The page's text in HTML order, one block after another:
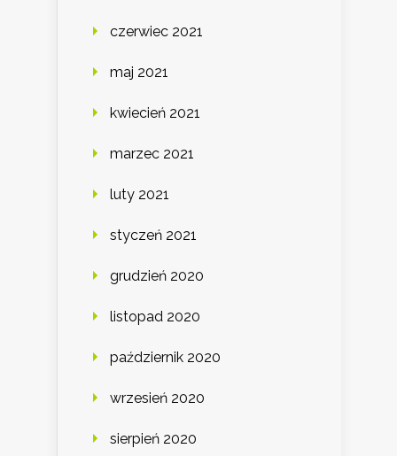
czerwiec 2021
maj 2021
kwiecień 2021
marzec 2021
luty 2021
styczeń 2021
grudzień 2020
listopad 2020
październik 2020
wrzesień 2020
sierpień 2020